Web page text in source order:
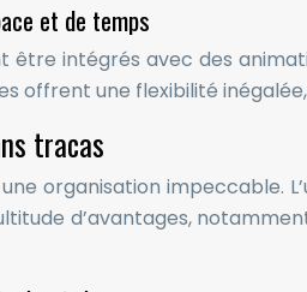
et de temps
être intégrés avec des
offrent une flexibilité
tracas
organisation impeccable.
d’avantages,